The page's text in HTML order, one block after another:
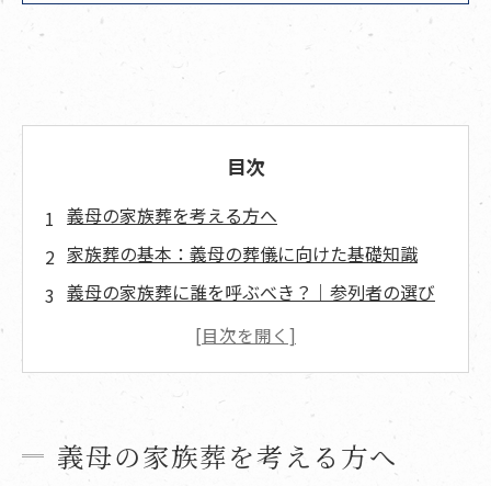
目次
義母の家族葬を考える方へ
家族葬の基本：義母の葬儀に向けた基礎知識
義母の家族葬に誰を呼ぶべき？｜参列者の選び
義母の家族葬に向けての準備｜実際に行う手続
義母の家族葬で後悔しないための5つの心得
義母の家族葬を考える方へ